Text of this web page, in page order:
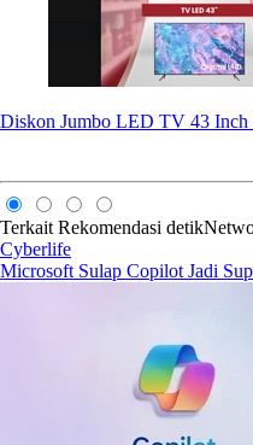
Diskon Jumbo LED TV 43 Inch
Terkait Rekomendasi
Cyberlife
Microsoft Sulap Copilot Jadi